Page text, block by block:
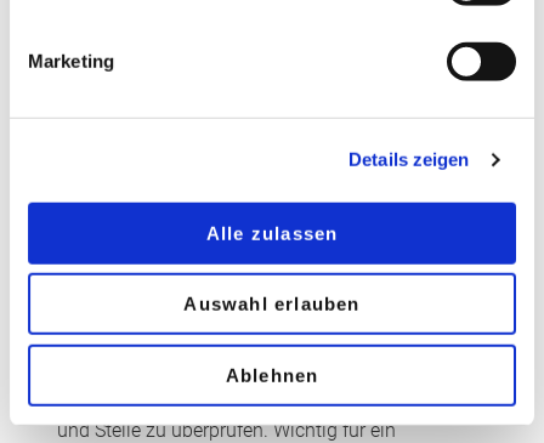
Marketing
Details zeigen
Alle zulassen
Auswahl erlauben
Ablehnen
kommt. Idealerweise ist sich der Planer bereits im
Farbneutralität oder Farbgebung und
Reflexionsverhalten im Klaren. Mit eigens dafür
zulassen. Eine Besichtigung vor Ort klärt die
bauliche Situation und die räumliche Lage des
Objekts, um Umgebungseinflüsse mit einbeziehen
zu können. Bei großen Objekten empfiehlt es sich
dringend, die Farbwirkung mit dem Mock-up eines
Fassadenelements im Originalmaßstab an Ort
und Stelle zu überprüfen. Wichtig für ein